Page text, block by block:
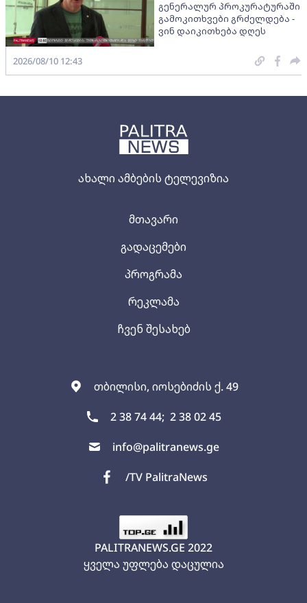
ახალი ამბების ტელევიზია
თბილისი, იოსებიძის ქ. 49
2 38 74 44; 2 38 02 45
info@palitranews.ge
/TV PalitraNews
მთავარი
გადაცემები
პროგრამა
რეკლამა
ჩვენ შესახებ
PALITRANEWS.GE 2022
ყველა უფლება დაცულია
გენერალურ პროკურატურაში
გამოკითხვები გრძელდება -
ვინ დაიკითხება დღეს
2026/08/10 12:43